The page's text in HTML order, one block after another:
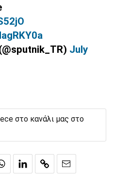
July
στο κανάλι μας στο